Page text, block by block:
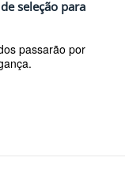
seleção para
passarão por